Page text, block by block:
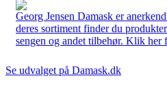
Georg Jensen Damask er
deres sortiment finder du
sengen og andet tilbehør. Klik her
Se udvalget på Damask.dk